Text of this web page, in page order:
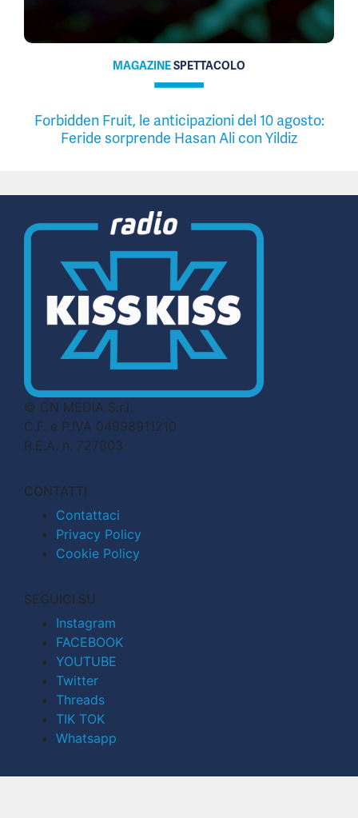
MAGAZINESPETTACOLO
Forbidden Fruit, le anticipazioni del 10 agosto:
Feride sorprende Hasan Ali con Yildiz
© CN MEDIA S.r.l.
C.F. e P.IVA 04998911210
R.E.A. n. 727803
CONTATTI
Contattaci
Privacy Policy
Cookie Policy
SEGUICI SU
Instagram
FACEBOOK
YOUTUBE
Twitter
Threads
TIK TOK
Whatsapp